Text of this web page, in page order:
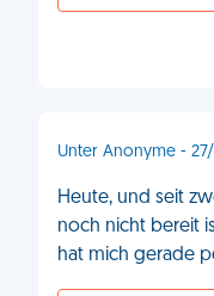
Unter Anonyme -
Heute, und seit
noch nicht bereit
hat mich gerade